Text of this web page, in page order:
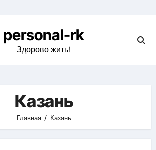
personal-rk
Здорово жить!
Казань
Главная Казань